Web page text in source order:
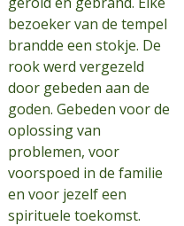
bezoeker van de tempel
brandde een stokje. De
rook werd vergezeld
door gebeden aan de
goden. Gebeden voor de
oplossing van
problemen, voor
voorspoed in de familie
en voor jezelf een
spirituele toekomst.